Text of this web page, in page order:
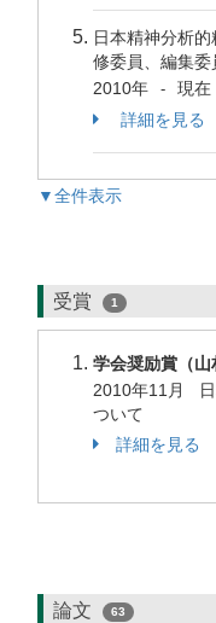
日本精神分析
修委員、編集
2010年
-
現在
詳細を見る
▼全件表示
受賞 1
学会奨励賞（山
2010年11月
ついて
詳細を見る
論文 63